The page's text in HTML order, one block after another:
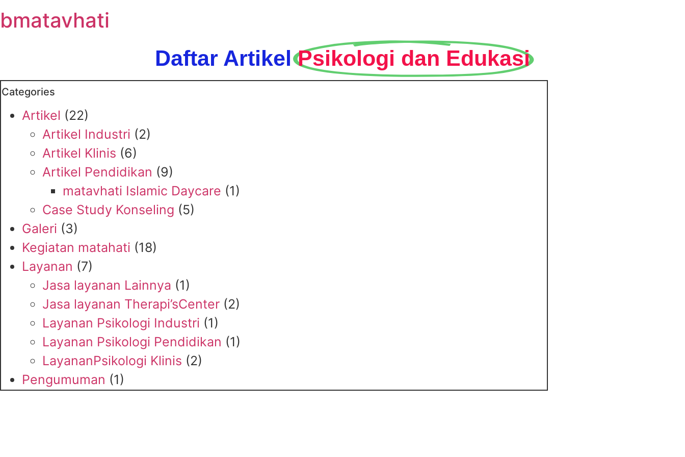
bmatavhati
Daftar Artikel Psikologi dan Edukasi
Categories
Artikel (22)
Artikel Industri (2)
Artikel Klinis (6)
Artikel Pendidikan (9)
matavhati Islamic Daycare (1)
Case Study Konseling (5)
Galeri (3)
Kegiatan matahati (18)
Layanan (7)
Jasa layanan Lainnya (1)
Jasa layanan Therapi’sCenter (2)
Layanan Psikologi Industri (1)
Layanan Psikologi Pendidikan (1)
LayananPsikologi Klinis (2)
Pengumuman (1)